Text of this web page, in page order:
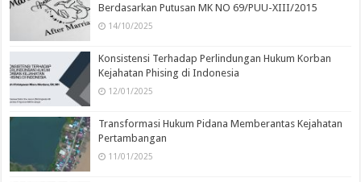
Berdasarkan Putusan MK NO 69/PUU-XIII/2015
14/10/2025
Konsistensi Terhadap Perlindungan Hukum Korban
Kejahatan Phising di Indonesia
12/01/2025
Transformasi Hukum Pidana Memberantas Kejahatan
Pertambangan
11/01/2025